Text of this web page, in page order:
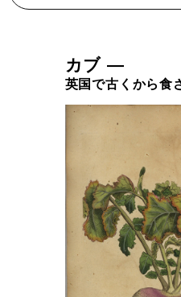
カブ —
英国で古くから食